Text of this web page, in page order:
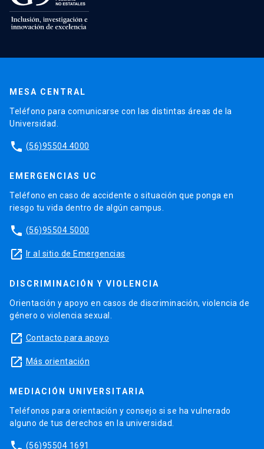
MESA CENTRAL
Teléfono para comunicarse con las distintas áreas de la
Universidad.
phone (56)95504 4000
EMERGENCIAS UC
Teléfono en caso de accidente o situación que ponga en
riesgo tu vida dentro de algún campus.
phone (56)95504 5000
launch Ir al sitio de Emergencias
DISCRIMINACIÓN Y VIOLENCIA
Orientación y apoyo en casos de discriminación, violencia de
género o violencia sexual.
launch Contacto para apoyo
launch Más orientación
MEDIACIÓN UNIVERSITARIA
Teléfonos para orientación y consejo si se ha vulnerado
alguno de tus derechos en la universidad.
(56)95504 1691